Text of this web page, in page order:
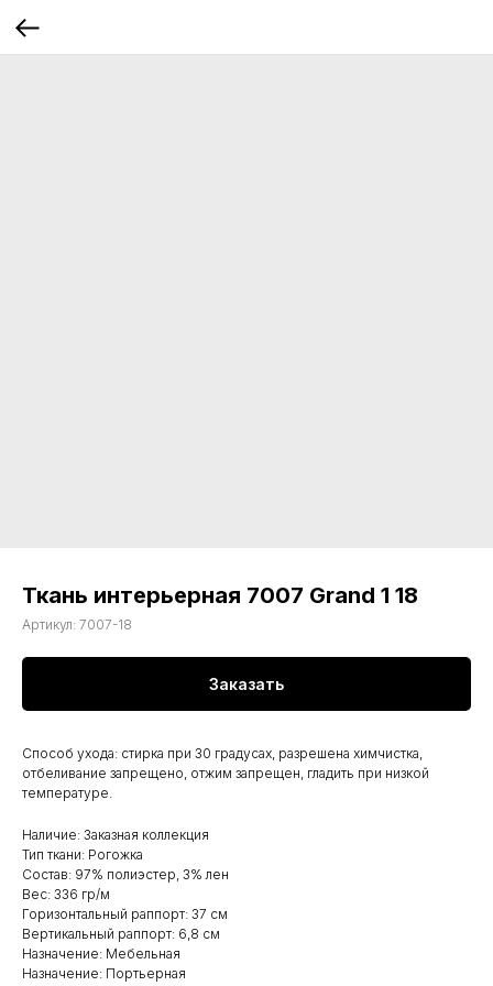
Ткань интерьерная 7007 Grand 1 18
Артикул: 7007-18
Заказать
Способ ухода: стирка при 30 градусах, разрешена химчистка,
отбеливание запрещено, отжим запрещен, гладить при низкой
температуре.
Наличие: Заказная коллекция
Тип ткани: Рогожка
Состав: 97% полиэстер, 3% лен
Вес: 336 гр/м
Горизонтальный раппорт: 37 см
Вертикальный раппорт: 6,8 см
Назначение: Мебельная
Назначение: Портьерная